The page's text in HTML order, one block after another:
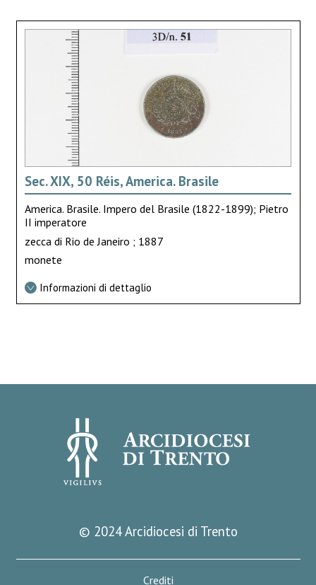
Sec. XIX, 50 Réis, America. Brasile
America. Brasile. Impero del Brasile (1822-1899); Pietro
II imperatore
zecca di Rio de Janeiro ; 1887
monete
Informazioni di dettaglio
© 2024 Arcidiocesi di Trento
Crediti